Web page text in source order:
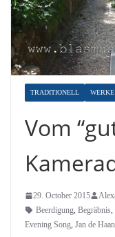
TRADITIONELL WERKE
Vom
29. October 2015
Beerdigung, Begräbnis,
Evening Song, Jan de Haan